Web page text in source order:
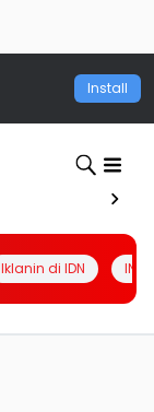
Install
Iklanin di IDN